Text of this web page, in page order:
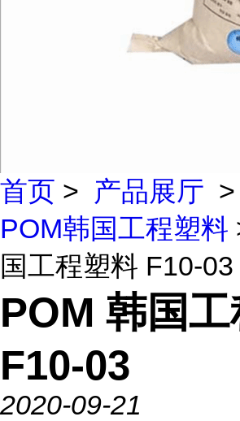
首页 > 产品展厅 >
POM韩国工程塑料
国工程塑料 F10-03
POM 韩国
F10-03
2020-09-21